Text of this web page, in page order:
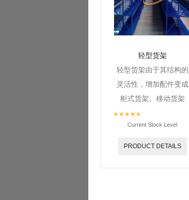
轻型货架
轻型货架由于其结构的
灵活性，增加配件变成
柜式货架、移动货架
Current Stock Level
PRODUCT DETAILS